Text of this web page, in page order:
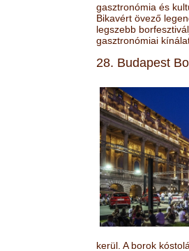
gasztronómia és
Bikavért övező
legszebb
gasztronómiai
28. Budapest
kerül. A borok